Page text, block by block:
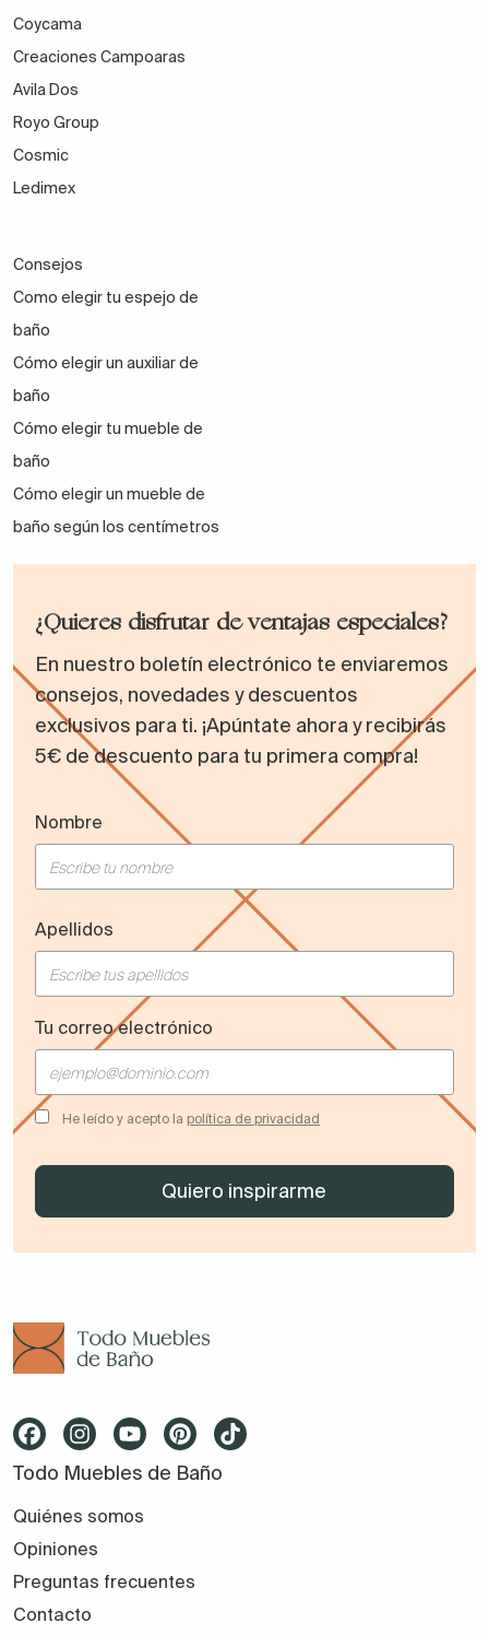
Coycama
Creaciones Campoaras
Avila Dos
Royo Group
Cosmic
Ledimex
Consejos
Como elegir tu espejo de
baño
Cómo elegir un auxiliar de
baño
Cómo elegir tu mueble de
baño
Cómo elegir un mueble de
baño según los centímetros
¿Quieres disfrutar de ventajas especiales?
En nuestro boletín electrónico te enviaremos
consejos, novedades y descuentos
exclusivos para ti. ¡Apúntate ahora y recibirás
5€ de descuento para tu primera compra!
Nombre
Apellidos
Tu correo electrónico
He leído y acepto la política de privacidad
Todo Muebles de Baño
Quiénes somos
Opiniones
Preguntas frecuentes
Contacto